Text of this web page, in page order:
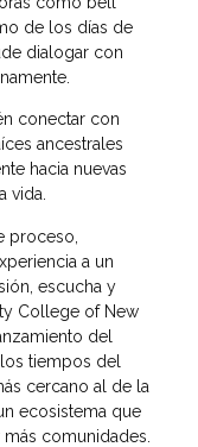
de los días de
dialogar con
conectar con
ancestrales
hacia nuevas
vida.
proceso,
a un
escucha y
College of New
del
tiempos del
cercano al de la
ecosistema que
comunidades.